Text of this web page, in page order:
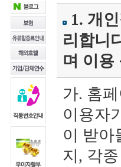
1. 개
리합니
며 이용
가. 홈
이용자
이 받아
지, 각